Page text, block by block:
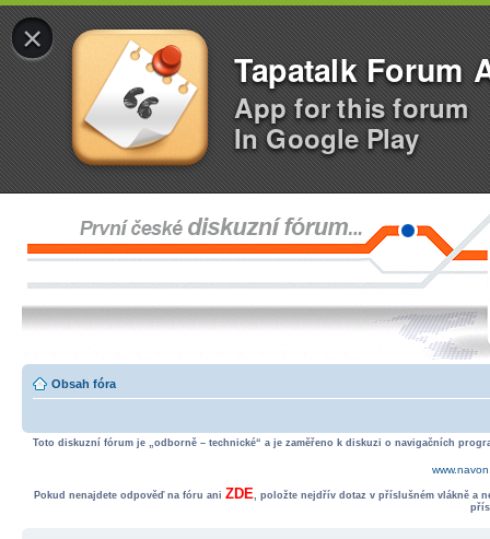
×
Tapatalk Forum
App for this forum
In Google Play
Obsah fóra
Toto diskuzní fórum je „odborně – technické“ a je zaměřeno k diskuzi o navigačních
Pokud nenajdete odpověď na fóru ani ZDE, položte nejdřív dotaz v příslušném vlákně a